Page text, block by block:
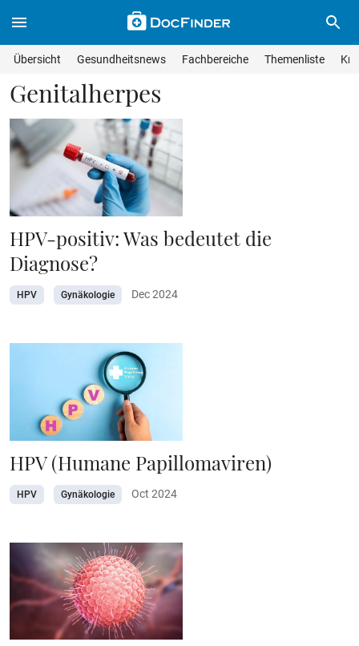
Übersicht Gesundheitsnews Fachbereiche ThemenlisteSuche
Genitalherpes
HPV-positiv: Was bedeutet die
Diagnose?
HPV Gynäkologie Dec 2024
HPV (Humane Papillomaviren)
HPV Gynäkologie Oct 2024